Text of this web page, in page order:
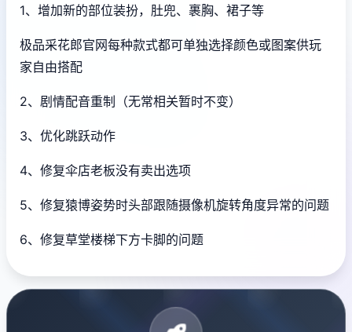
1、增加新的部位装扮，肚兜、裹胸、裙子等
极品采花郎官网每种款式都可单独选择颜色或图案供玩
家自由搭配
2、剧情配音重制（无常相关暂时不变）
3、优化跳跃动作
4、修复伞店老板没有卖出选项
5、修复猿博姿势时头部跟随摄像机旋转角度异常的问题
6、修复草堂楼梯下方卡脚的问题